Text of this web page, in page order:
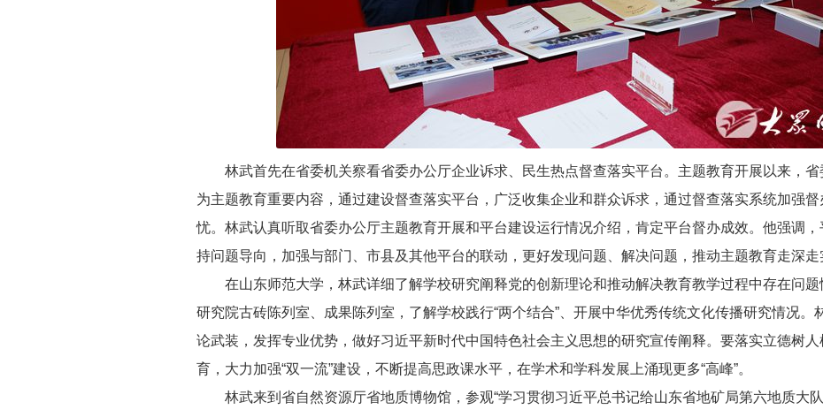
林武首先在省委机关察看省委办公厅企业诉求、民生热点督查落实平台。主题教育开展以来，
为主题教育重要内容，通过建设督查落实平台，广泛收集企业和群众诉求，通过督查落实系统加强
忧。林武认真听取省委办公厅主题教育开展和平台建设运行情况介绍，肯定平台督办成效。他强调
持问题导向，加强与部门、市县及其他平台的联动，更好发现问题、解决问题，推动主题教育走深走
在山东师范大学，林武详细了解学校研究阐释党的创新理论和推动解决教育教学过程中存在问
研究院古砖陈列室、成果陈列室，了解学校践行“两个结合”、开展中华优秀传统文化传播研究情况。
论武装，发挥专业优势，做好习近平新时代中国特色社会主义思想的研究宣传阐释。要落实立德树
育，大力加强“双一流”建设，不断提高思政课水平，在学术和学科发展上涌现更多“高峰”。
林武来到省自然资源厅省地质博物馆，参观“学习贯彻习近平总书记给山东省地矿局第六地质大